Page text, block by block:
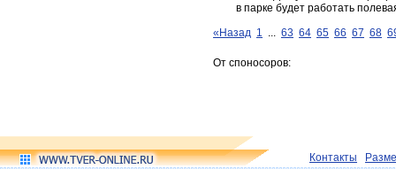
в парке будет работать
«Назад 1 ... 63 64 65 66 67 68
От споносоров:
Контакты